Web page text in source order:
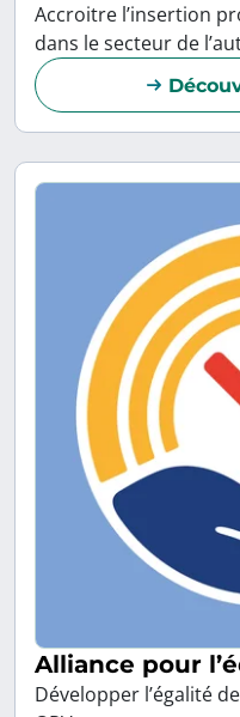
Accroitre l’insertion
dans le secteur de
Alliance pour
Développer l’égalité